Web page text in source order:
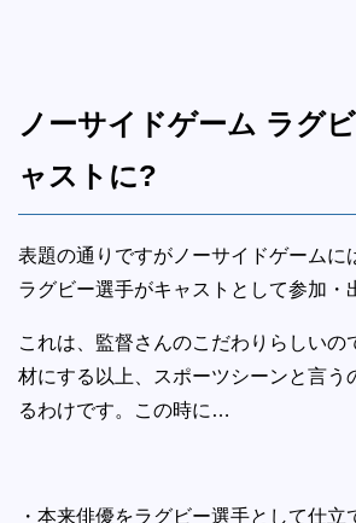
ノーサイドゲーム ラグ
ャストに?
表題の通りですがノーサイドゲームに
ラグビー選手がキャストとして参加・
これは、監督さんのこだわりらしいの
材にする以上、スポーツシーンと言う
るわけです。この時に…
・本来俳優をラグビー選手として仕立